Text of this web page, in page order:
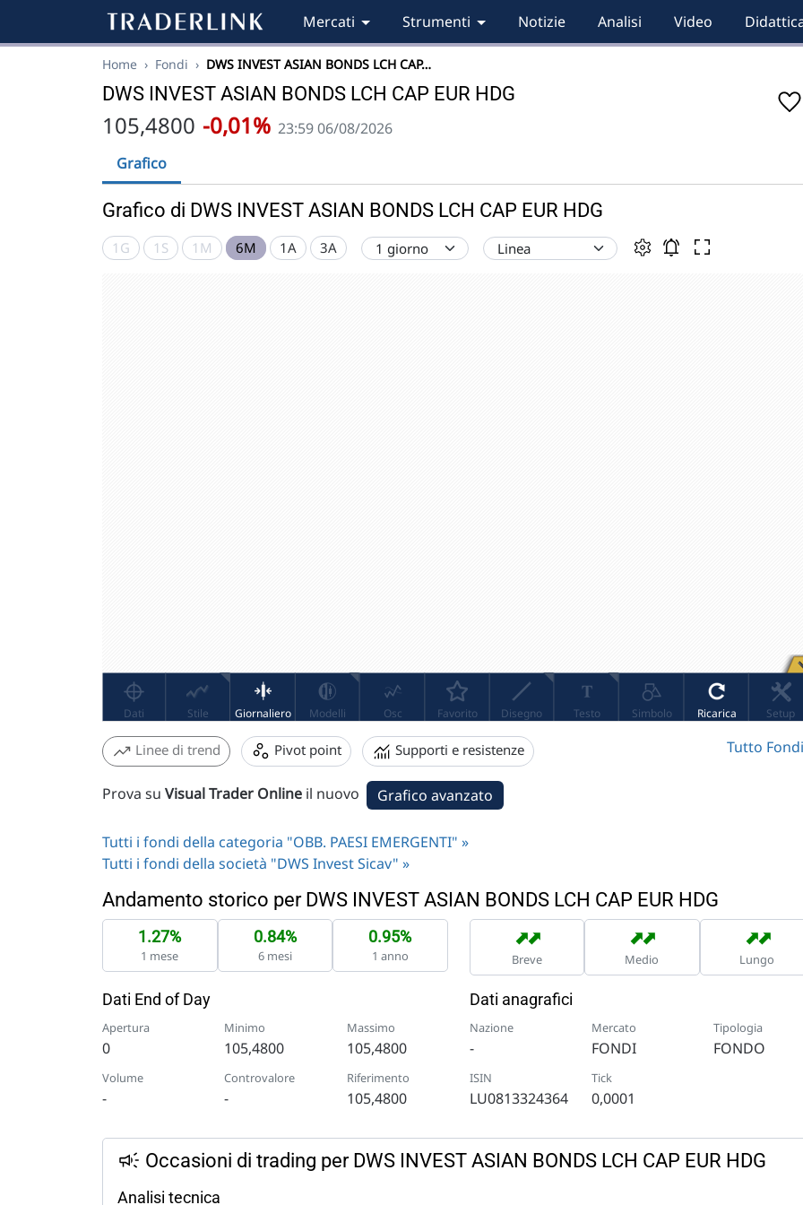
Mercati Strumenti Notizie Analisi Video
Home › Fondi › DWS INVEST ASIAN BONDS LCH CAP…
DWS INVEST ASIAN BONDS LCH CAP EUR HDG
105,4800 -0,01% 23:59 06/08/2026
Grafico
Grafico di DWS INVEST ASIAN BONDS LCH CAP EUR HDG
1G 1S 1M 6M 1A 3A
Linee di trend Pivot point Supporti e resistenze Tutto
Prova su Visual Trader Online il nuovo Grafico avanzato
Tutti i fondi della categoria "OBB. PAESI EMERGENTI" »
Tutti i fondi della società "DWS Invest Sicav" »
Andamento storico per DWS INVEST ASIAN BONDS LCH CAP EUR HDG
1.27%
1 mese
0.84%
6 mesi
0.95%
1 anno
➡
➡
Breve
➡
➡
Medio
➡
➡
Lungo
Dati End of Day
Apertura
0
Minimo
105,4800
Massimo
105,4800
Volume
-
Controvalore
-
Riferimento
105,4800
Dati anagrafici
Nazione
-
Mercato
FONDI
Tipologia
FONDO
ISIN
LU0813324364
Tick
0,0001
Occasioni di trading per DWS INVEST ASIAN BONDS LCH CAP EUR HDG
Analisi tecnica